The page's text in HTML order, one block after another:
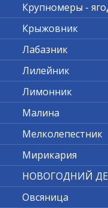
Крупномеры -
Крыжовник
Лабазник
Лилейник
Лимонник
Малина
Мелколепестник
Мирикария
НОВОГОДНИЙ
Овсяница